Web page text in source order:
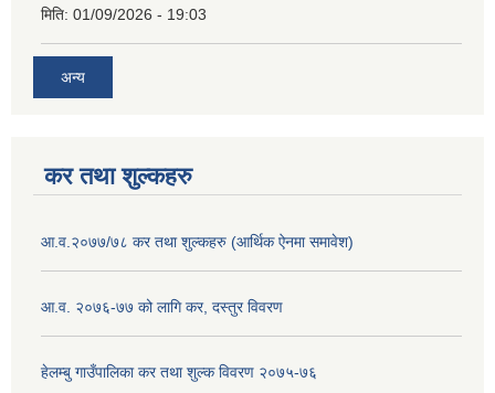
मिति: 01/09/2026 - 19:03
अन्य
कर तथा शुल्कहरु
आ.व.२०७७/७८ कर तथा शुल्कहरु (आर्थिक ऐनमा समावेश)
आ.व. २०७६-७७ को लागि कर, दस्तुर विवरण
हेलम्बु गाउँपालिका कर तथा शुल्क विवरण २०७५-७६